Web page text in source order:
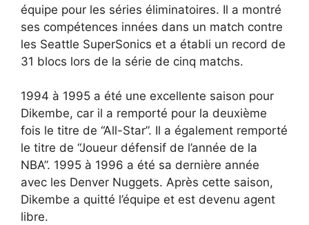
équipe pour les séries éliminatoires. Il a montré
ses compétences innées dans un match contre
les Seattle SuperSonics et a établi un record de
31 blocs lors de la série de cinq matchs.
1994 à 1995 a été une excellente saison pour
Dikembe, car il a remporté pour la deuxième
fois le titre de “All-Star”. Il a également remporté
le titre de “Joueur défensif de l’année de la
NBA”. 1995 à 1996 a été sa dernière année
avec les Denver Nuggets. Après cette saison,
Dikembe a quitté l’équipe et est devenu agent
libre.